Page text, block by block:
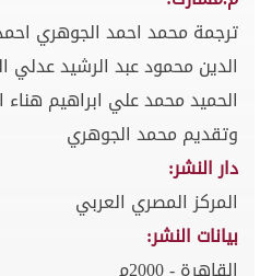
ترجمة محمد احمد الجوهري
الدين محمود عبد الرشيد
الحميد محمد علي ابراهيم
وتقديم محمد الجوهري
دار النشر:
المركز المصري العربي
بيانات النشر: